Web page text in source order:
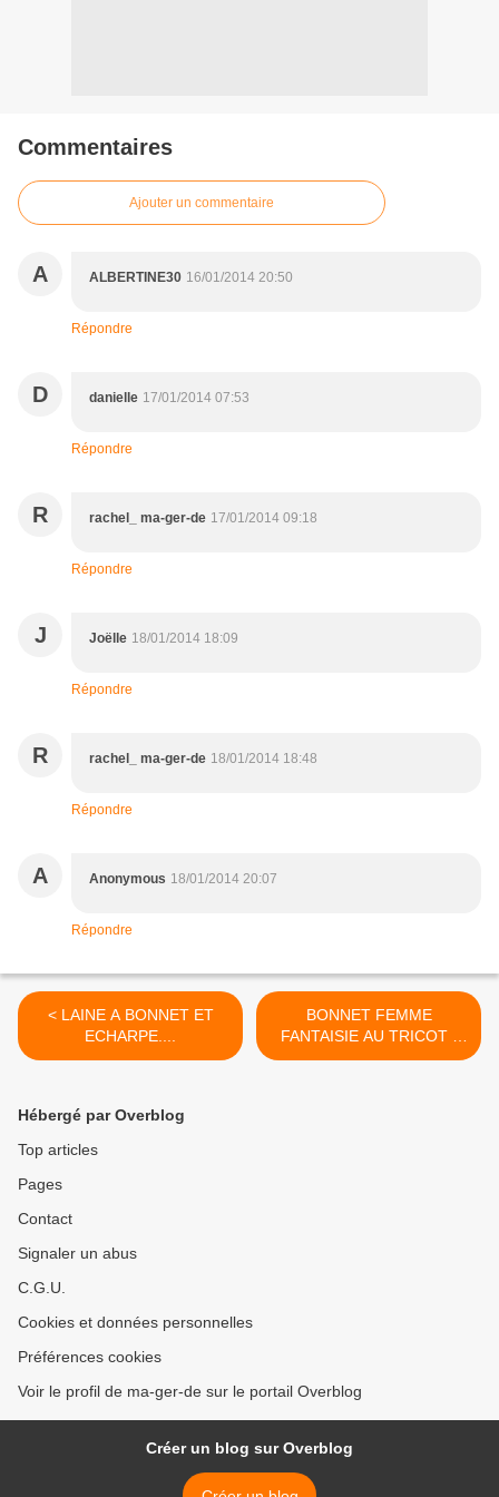
Commentaires
Ajouter un commentaire
A ALBERTINE30 16/01/2014 20:50
Répondre
D danielle 17/01/2014 07:53
Répondre
R rachel_ ma-ger-de 17/01/2014 09:18
Répondre
J Joëlle 18/01/2014 18:09
Répondre
R rachel_ ma-ger-de 18/01/2014 18:48
Répondre
A Anonymous 18/01/2014 20:07
Répondre
< LAINE A BONNET ET
ECHARPE....
BONNET FEMME
FANTAISIE AU TRICOT (
facile) >
Hébergé par Overblog
Top articles
Pages
Contact
Signaler un abus
C.G.U.
Cookies et données personnelles
Préférences cookies
Voir le profil de ma-ger-de sur le portail Overblog
Créer un blog sur Overblog